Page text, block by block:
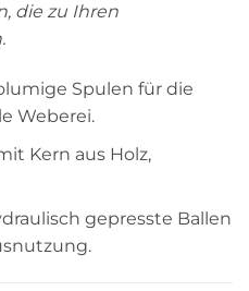
die zu Ihren
Spulen für die
Weberei.
Kern aus Holz,
gepresste Ballen